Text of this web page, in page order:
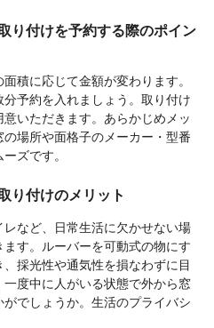
り付けを予約する際のポイン
積に応じて金額が変わります。
予約を入れましょう。取り付け
いただきます。あらかじめメッ
場所や面格子のメーカー・型番
ズです。
り付けのメリット
など、日常生活に欠かせない場
す。ルーバーを可動式の物にす
採光性や通気性を損なわずに目
度中に人がいる状態で外から窓
でしょうか。生活のプライバシ